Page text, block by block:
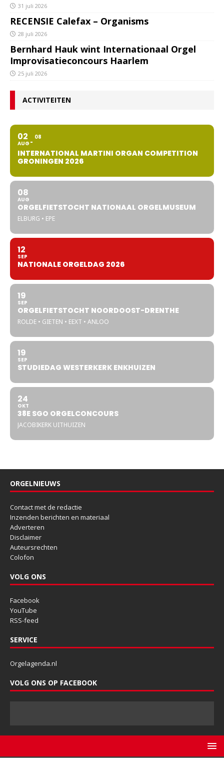
31 juli 2026
RECENSIE Calefax – Organisms
28 juli 2026
Bernhard Hauk wint Internationaal Orgel
Improvisatieconcours Haarlem
25 juli 2026
ACTIVITEITEN
02
AUG
08
INTERNATIONAL MARTINI ORGAN COMPETITION
GRONINGEN 2026
08
AUG
ORGELFIETSTOCHT NATIONAAL ORGELMUSEUM
ELBURG • EPE
12
SEP
NATIONALE ORGELDAG 2026
19
SEP
ORGELFIETSTOCHT NOORDOOST-DRENTHE
ROLDE • GIETEN • EEXT • ANLOO
19
SEP
STUDIEDAG WESTERKERK ENKHUIZEN
24
OKT
38E SGO ORGELCONCOURS
JACOBIKERK UITHUIZEN
ORGELNIEUWS
Contact met de redactie
Inzenden berichten en materiaal
Adverteren
Disclaimer
Auteursrechten
Colofon
VOLG ONS
Facebook
YouTube
RSS-feed
SERVICE
Orgelagenda.nl
VOLG ONS OP FACEBOOK